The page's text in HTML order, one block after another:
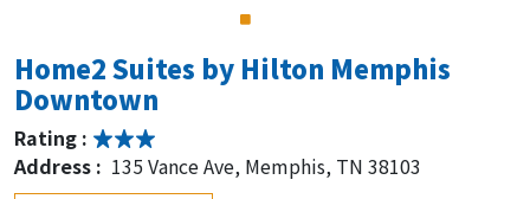
Home2 Suites by Hilton Memphis
Downtown
Rating :
Address : 135 Vance Ave, Memphis, TN 38103